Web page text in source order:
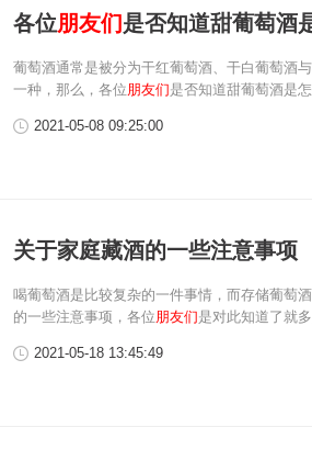
各位朋友们是否知道甜葡萄酒
葡萄酒通常是被分为干红葡萄酒、干白葡萄酒
一种，那么，各位朋友们是否知道甜葡萄酒是
2021-05-08 09:25:00
关于家庭藏酒的一些注意事项
喝葡萄酒是比较复杂的一件事情，而存储葡萄
的一些注意事项，各位朋友们是对此知道了就
2021-05-18 13:45:49